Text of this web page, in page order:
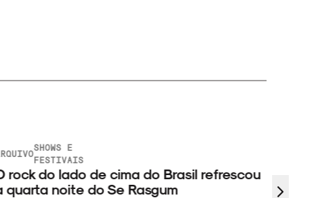
SHOWS E
FESTIVAIS
rock do lado de cima do Brasil refrescou
quarta noite do Se Rasgum